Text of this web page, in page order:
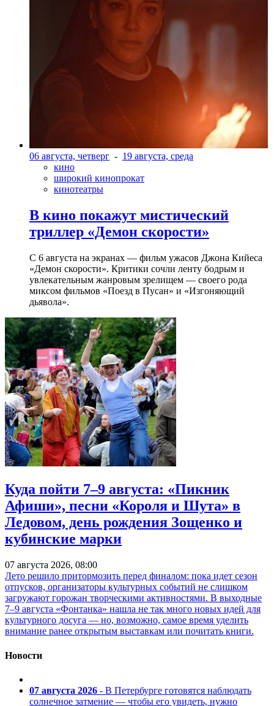
06 августа, четверг - 19 августа, среда
кино
широкий кинопрокат
кинотеатры
В кино покажут мистический
триллер «Демон скорости»
С 6 августа на экранах — фильм ужасов Джона Кийеса
«Демон скорости». Критики сочли ленту бодрым и
увлекательным жанровым зрелищeм — своего рода
миксом фильмов «Поезд в Пусан» и «Изгоняющий
дьявола».
Куда пойти 7–9 августа: «Пикник
Афиши», песни «Короля и Шута» в
Ледовом, день рождения Зощенко и
кубинские марки
07 августа 2026, 08:00
Лето решило притормозить перед финалом: пока идет сезон
отпусков, организаторы культурных событий не слишком
загружают горожан творческими активностями. В выходные
7–9 августа «Фонтанка» нашла не так много новых идей для
культурного досуга — но, возможно, самое время уделить
внимание ранее открытым выставкам или почитать книги.
Новости
07 августа 2026 - В Петербурге готовятся наблюдать
солнечное затмение — чтобы его увидеть, нужно